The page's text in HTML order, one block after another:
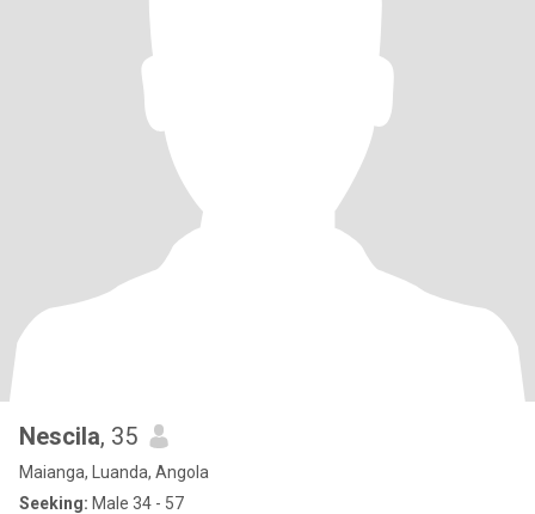
Nescila, 35
Maianga, Luanda, Angola
Seeking: Male 34 - 57